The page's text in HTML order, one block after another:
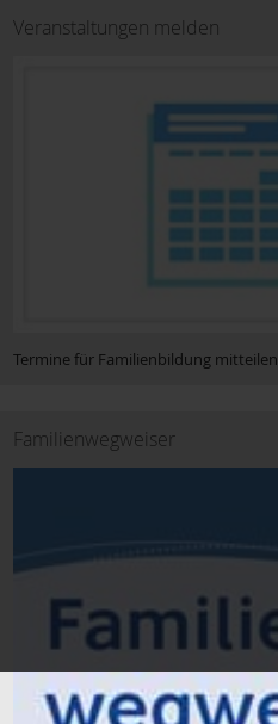
Veranstaltungen melden
Termine für Familienbildung mitteilen
Familienwegweiser